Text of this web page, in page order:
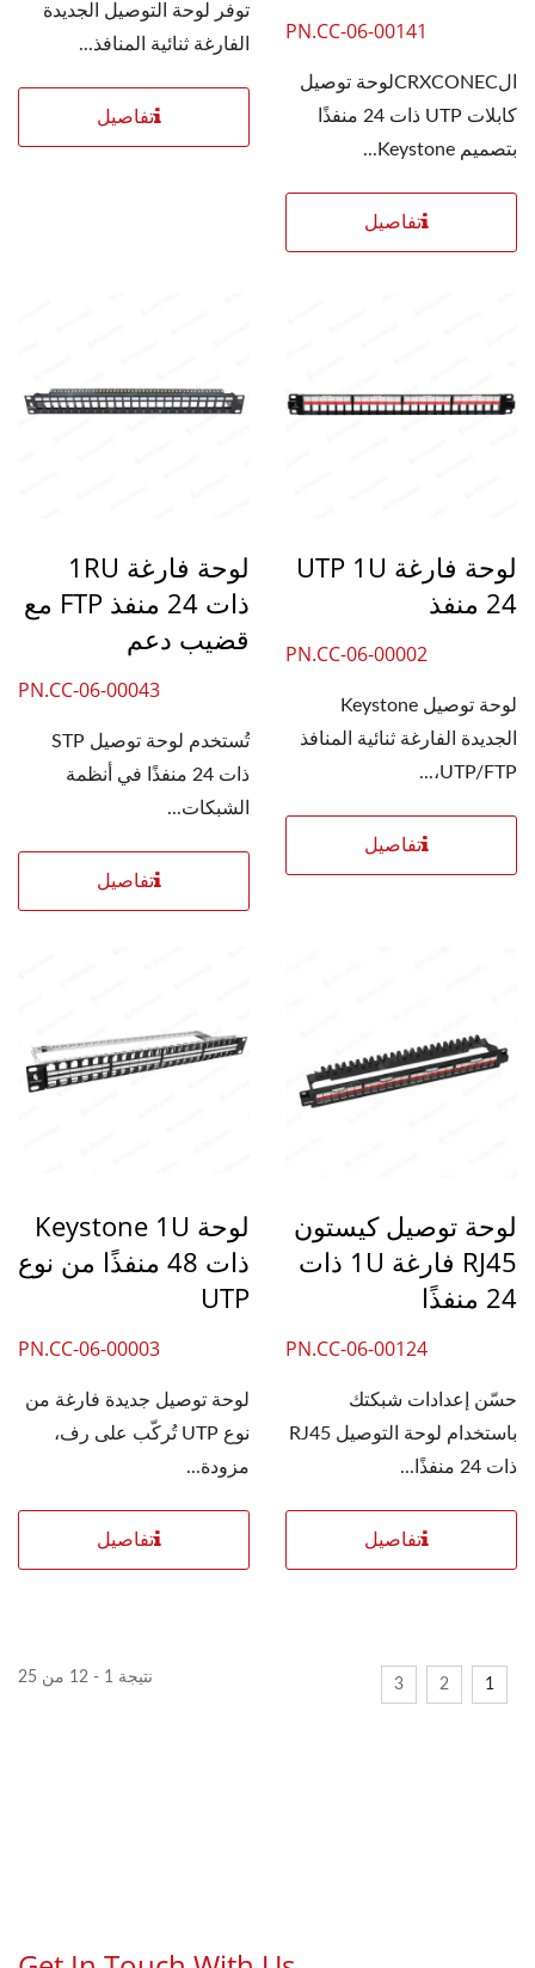
PN.CC-06-00141
الCRXCONECلوحة توصيل
كابلات UTP ذات 24 منفذًا
بتصميم Keystone...
تفاصيل
توفر لوحة التوصيل الجديدة
الفارغة ثنائية المنافذ...
تفاصيل
لوحة فارغة UTP 1U
24 منفذ
PN.CC-06-00002
لوحة توصيل Keystone
الجديدة الفارغة ثنائية المنافذ
UTP/FTP،...
تفاصيل
لوحة فارغة 1RU
ذات 24 منفذ FTP مع
قضيب دعم
PN.CC-06-00043
تُستخدم لوحة توصيل STP
ذات 24 منفذًا في أنظمة
الشبكات...
تفاصيل
لوحة توصيل كيستون
RJ45 فارغة 1U ذات
24 منفذًا
PN.CC-06-00124
حسّن إعدادات شبكتك
باستخدام لوحة التوصيل RJ45
ذات 24 منفذًا...
تفاصيل
لوحة Keystone 1U
ذات 48 منفذًا من نوع
UTP
PN.CC-06-00003
لوحة توصيل جديدة فارغة من
نوع UTP تُركّب على رف،
مزودة...
تفاصيل
نتيجة 1 - 12 من 25 1
2
3